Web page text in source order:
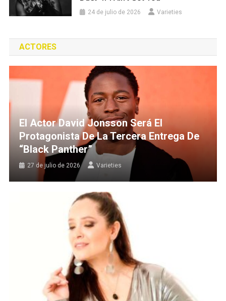
24 de julio de 2026 Varieties
ACTORES
El Actor David Jonsson Será El
Protagonista De La Tercera Entrega De
“Black Panther”
27 de julio de 2026 Varieties